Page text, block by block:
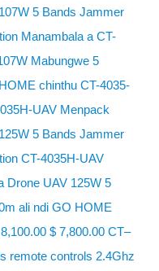
5 Bands Jammer
Manambala a CT-
Mabungwe 5
chinthu CT-4035-
UAV Menpack
5 Bands Jammer
CT-4035H-UAV
Drone UAV 125W 5
ali ndi GO HOME
$ 7,800.00 CT–
remote controls 2.4Ghz